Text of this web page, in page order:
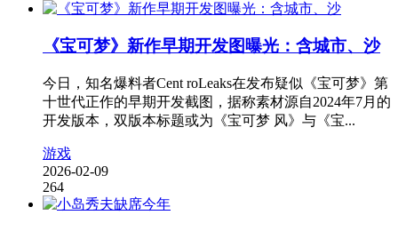
《宝可梦》新作早期开发图曝光：含城市、沙
今日，知名爆料者Cent roLeaks在发布疑似《宝可梦》第
十世代正作的早期开发截图，据称素材源自2024年7月的
开发版本，双版本标题或为《宝可梦 风》与《宝...
游戏
2026-02-09
264